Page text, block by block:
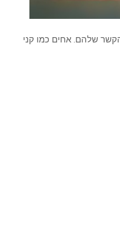
שלהם. אחים כמו קני